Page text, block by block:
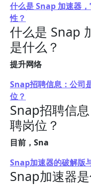
什么是 Snap 加速器
性？
什么是 Snap
是什么？
提升网络
Snap招聘信息：公司
位？
Snap招聘信
聘岗位？
目前，Sna
Snap加速器的破解版
Snap加速器